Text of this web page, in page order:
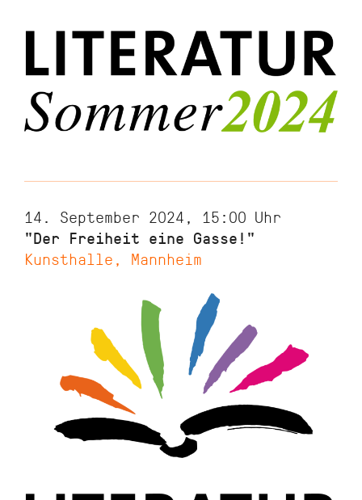
14. September 2024, 15:00 Uhr
"Der Freiheit eine Gasse!"
Kunsthalle, Mannheim